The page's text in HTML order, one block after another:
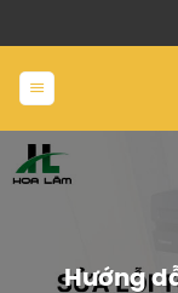
dung
Hướng